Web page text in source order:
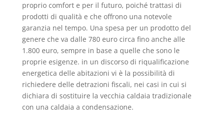
proprio comfort e per il futuro, poiché trattasi di
prodotti di qualità e che offrono una notevole
garanzia nel tempo. Una spesa per un prodotto del
genere che va dalle 780 euro circa fino anche alle
1.800 euro, sempre in base a quelle che sono le
proprie esigenze. in un discorso di riqualificazione
energetica delle abitazioni vi è la possibilità di
richiedere delle detrazioni fiscali, nei casi in cui si
dichiara di sostituire la vecchia caldaia tradizionale
con una caldaia a condensazione.